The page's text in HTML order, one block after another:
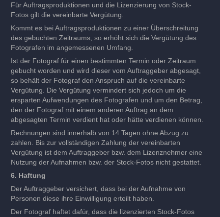
Für Auftragsproduktionen und die Lizenzierung von Stock-
Fotos gilt die vereinbarte Vergütung.
Kommt es bei Auftragsproduktionen zu einer Überschreitung
des gebuchten Zeitraums, so erhöht sich die Vergütung des
Fotografen im angemessenen Umfang.
Ist der Fotograf für einen bestimmten Termin oder Zeitraum
gebucht worden und wird dieser vom Auftraggeber abgesagt,
so behält der Fotograf den Anspruch auf die vereinbarte
Vergütung. Die Vergütung vermindert sich jedoch um die
ersparten Aufwendungen des Fotografen und um den Betrag,
den der Fotograf mit einem anderen Auftrag an dem
abgesagten Termin verdient hat oder hätte verdienen können.
Rechnungen sind innerhalb von 14 Tagen ohne Abzug zu
zahlen. Bis zur vollständigen Zahlung der vereinbarten
Vergütung ist dem Auftraggeber bzw. dem Lizenznehmer eine
Nutzung der Aufnahmen bzw. der Stock-Fotos nicht gestattet.
6. Haftung
Der Auftraggeber versichert, dass bei der Aufnahme von
Personen diese ihre Einwilligung erteilt haben.
Der Fotograf haftet dafür, dass die lizenzierten Stock-Fotos